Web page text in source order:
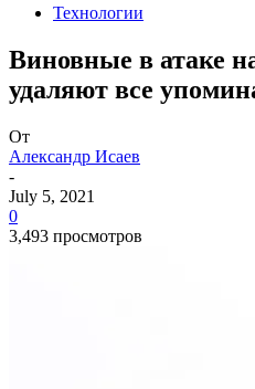
Технологии
Виновные в атаке
удаляют все
От
Александр Исаев
-
July 5, 2021
0
3,493 просмотров